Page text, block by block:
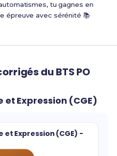
tu gagnes en
épreuve avec sérénité 📚
du BTS PO
et Expression (CGE)
et Expression (CGE) -